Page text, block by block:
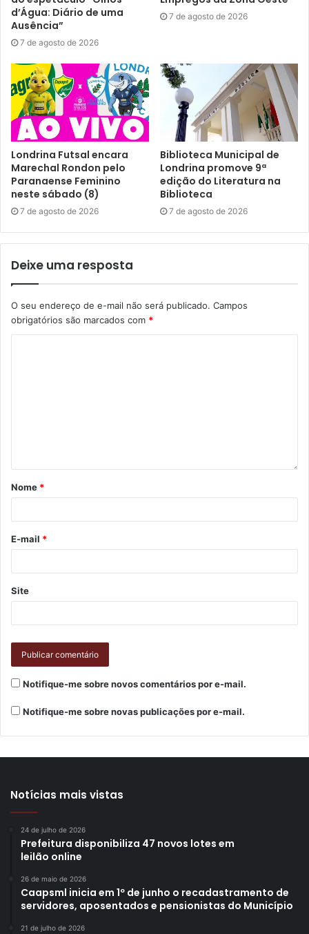
d’Água: Diário de uma
Ausência”
7 de agosto de 2026
7 de agosto de 2026
Londrina Futsal encara
Marechal Rondon pelo
Paranaense Feminino
neste sábado (8)
7 de agosto de 2026
Biblioteca Municipal de
Londrina promove 9ª
edição do Literatura na
Biblioteca
7 de agosto de 2026
Deixe uma resposta
O seu endereço de e-mail não será publicado. Campos
obrigatórios são marcados com *
Nome *
E-mail *
Site
Notifique-me sobre novos comentários por e-mail.
Notifique-me sobre novas publicações por e-mail.
Notícias mais vistas
24 de julho de 2026
Prefeitura disponibiliza 47 novos lotes em
leilão online
26 de maio de 2026
Caapsml inicia em 1º de junho o recadastramento de
servidores, aposentados e pensionistas do Município
21 de julho de 2026